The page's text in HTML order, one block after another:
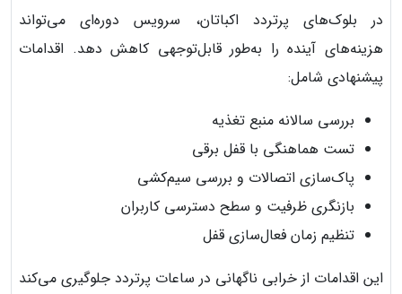
در بلوک‌های پرتردد اکباتان، سرویس دوره‌ای می‌تواند
هزینه‌های آینده را به‌طور قابل‌توجهی کاهش دهد. اقدامات
پیشنهادی شامل:
بررسی سالانه منبع تغذیه
تست هماهنگی با قفل برقی
پاک‌سازی اتصالات و بررسی سیم‌کشی
بازنگری ظرفیت و سطح دسترسی کاربران
تنظیم زمان فعال‌سازی قفل
این اقدامات از خرابی ناگهانی در ساعات پرتردد جلوگیری می‌کند